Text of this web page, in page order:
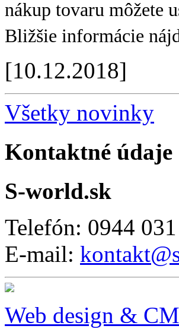
nákup tovaru môžete
Bližšie informácie
[10.12.2018]
Všetky novinky
Kontaktné údaje
S-world.sk
Telefón: 0944
E-mail:
Web design &